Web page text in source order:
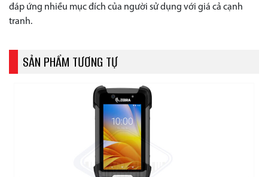
đáp ứng nhiều mục đích của người sử dụng với giá cả cạnh
tranh.
SẢN PHẨM TƯƠNG TỰ